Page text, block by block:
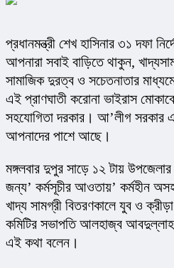
প্রধানমন্ত্রী শেখ হাসিনার ৩১ দফা
আপনারা সবাই বাড়িতে থাকুন,
সামাজিক দুরত্ব ও সচেতনাতার
এই প্রাণঘাতী করোনা ভাইরাস
সহযোগিতা দরকার। আ’লীগ সরকার
আপনাদের পাশে আছে।
মঙ্গলবার দুপুর সাড়ে ১২ টায় উপজেলার
জন্য’ কর্মসূচীর আওতায়’ কর্মহীন
খাদ্য সামগ্রী বিতরণকালে যুব ও
কমিটির সভাপতি আলহাজ্ব
এই কথা বলেন।